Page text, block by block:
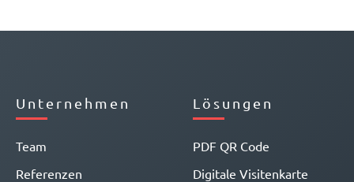
Unternehmen
Team
Referenzen
Lösungen
PDF QR Code
Digitale Visitenkarte